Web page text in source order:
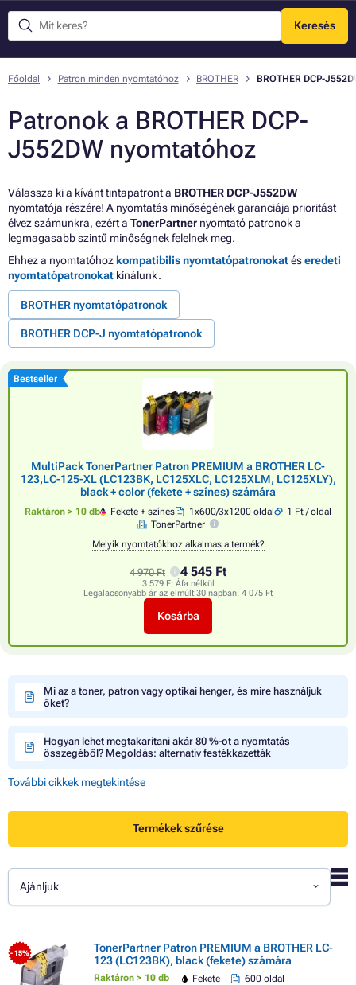
Keresés
Menü
Főoldal Patron minden nyomtatóhoz BROTHER BROTHER DCP-
Patronok a BROTHER DCP-
J552DW nyomtatóhoz
Válassza ki a kívánt tintapatront a BROTHER DCP-J552DW
nyomtatója részére! A nyomtatás minőségének garanciája prioritást
élvez számunkra, ezért a TonerPartner nyomtató patronok a
legmagasabb szintű minőségnek felelnek meg.
Ehhez a nyomtatóhoz kompatibilis nyomtatópatronokatéseredeti
nyomtatópatronokat kínálunk.
BROTHER nyomtatópatronok
BROTHER DCP-J nyomtatópatronok
Bestseller
MultiPack TonerPartner Patron PREMIUM a BROTHER LC-
123,LC-125-XL (LC123BK, LC125XLC, LC125XLM, LC125XLY),
black + color (fekete + színes) számára
Raktáron > 10 db Fekete + színes 1x600/3x1200 oldal
1 Ft / oldal
TonerPartner
Melyik nyomtatókhoz alkalmas a termék?
4 970 Ft 4 545 Ft
3 579 Ft Áfa nélkül
Legalacsonyabb ár az elmúlt 30 napban: 4 075 Ft
Kosárba
Mi az a toner, patron vagy optikai henger, és mire használjuk
őket?
Hogyan lehet megtakarítani akár 80 %-ot a nyomtatás
összegéből? Megoldás: alternatív festékkazetták
További cikkek megtekintése
Termékek szűrése
Ajánljuk
- 15%
TonerPartner Patron PREMIUM a BROTHER LC-
123 (LC123BK), black (fekete) számára
Raktáron > 10 db Fekete
600 oldal